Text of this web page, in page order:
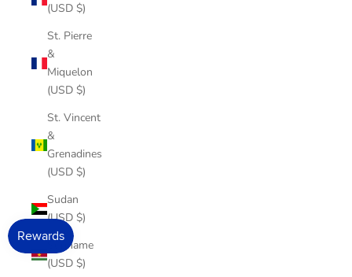
(USD $)
St. Pierre
&
Miquelon
(USD $)
St. Vincent
&
Grenadines
(USD $)
Sudan
(USD $)
Suriname
(USD $)